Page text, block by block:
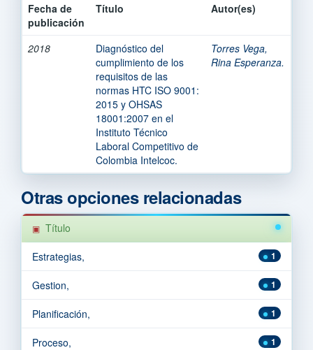
Fecha de
publicación
Título Autor(es)
2018
Diagnóstico del
cumplimiento de los
requisitos de las
normas HTC ISO 9001:
2015 y OHSAS
18001:2007 en el
Instituto Técnico
Laboral Competitivo de
Colombia Intelcoc.
Torres Vega,
Rina Esperanza.
Otras opciones relacionadas
Título
1
Estrategias,
1
Gestion,
1
Planificación,
1
Proceso,